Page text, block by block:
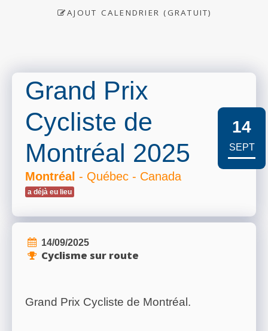
AJOUT CALENDRIER (GRATUIT)
Grand Prix
Cycliste de
Montréal 2025
Montréal - Québec - Canada
a déjà eu lieu
14
SEPT
14/09/2025
Cyclisme sur route
Grand Prix Cycliste de Montréal.